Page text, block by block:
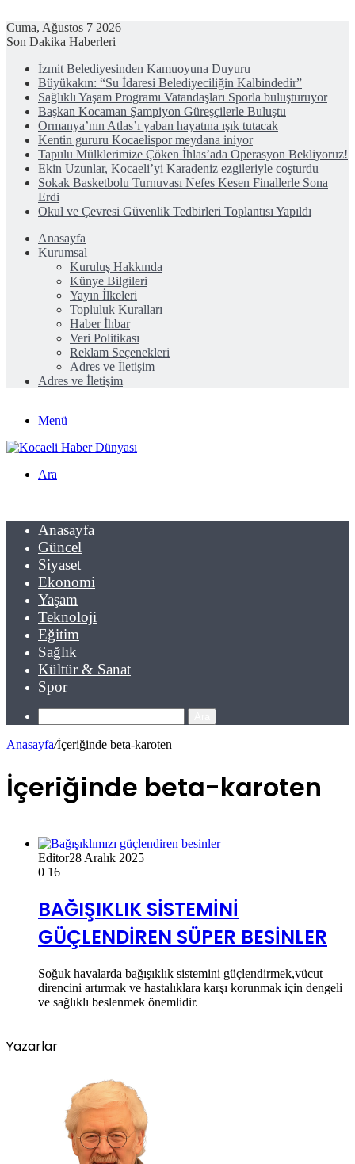
Cuma, Ağustos 7 2026
Son Dakika Haberleri
İzmit Belediyesinden Kamuoyuna Duyuru
Büyükakın: “Su İdaresi Belediyeciliğin Kalbindedir”
Sağlıklı Yaşam Programı Vatandaşları Sporla buluşturuyor
Başkan Kocaman Şampiyon Güreşçilerle Buluştu
Ormanya’nın Atlas’ı yaban hayatına ışık tutacak
Kentin gururu Kocaelispor meydana iniyor
Tapulu Mülklerimize Çöken İhlas’ada Operasyon Bekliyoruz!
Ekin Uzunlar, Kocaeli’yi Karadeniz ezgileriyle coşturdu
Sokak Basketbolu Turnuvası Nefes Kesen Finallerle Sona
Erdi
Okul ve Çevresi Güvenlik Tedbirleri Toplantısı Yapıldı
Anasayfa
Kurumsal
Kuruluş Hakkında
Künye Bilgileri
Yayın İlkeleri
Topluluk Kuralları
Haber İhbar
Veri Politikası
Reklam Seçenekleri
Adres ve İletişim
Adres ve İletişim
Menü
Ara
Anasayfa
Güncel
Siyaset
Ekonomi
Yaşam
Teknoloji
Eğitim
Sağlık
Kültür & Sanat
Spor
Anasayfa/İçeriğinde beta-karoten
İçeriğinde beta-karoten
Editor28 Aralık 2025
0 16
BAĞIŞIKLIK SİSTEMİNİ
GÜÇLENDİREN SÜPER BESİNLER
Soğuk havalarda bağışıklık sistemini güçlendirmek,vücut
direncini artırmak ve hastalıklara karşı korunmak için dengeli
ve sağlıklı beslenmek önemlidir.
Yazarlar